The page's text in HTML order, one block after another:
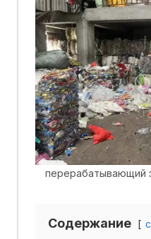
перерабатывающий
Содержание